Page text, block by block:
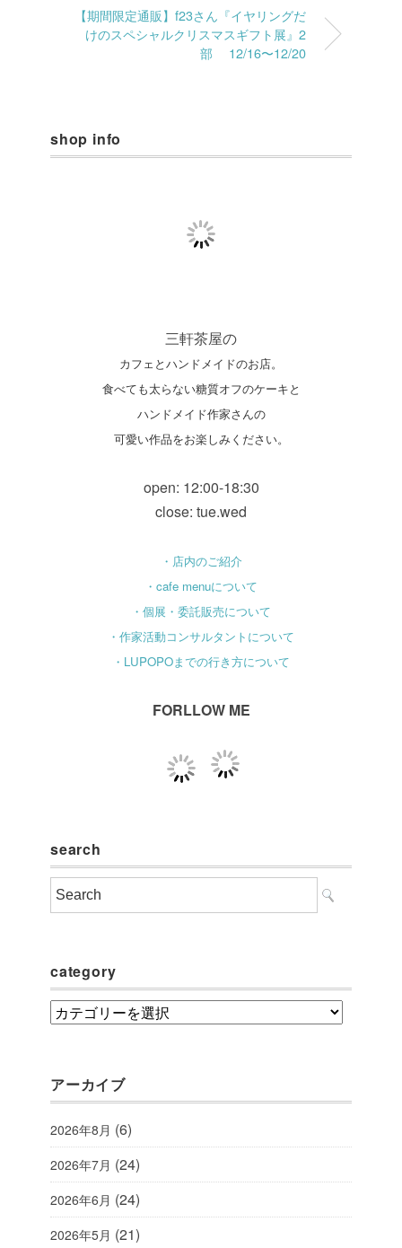
【期間限定通販】f23さん『イヤリングだ
けのスペシャルクリスマスギフト展』2
部 12/16〜12/20
shop info
三軒茶屋の
カフェとハンドメイドのお店。
食べても太らない糖質オフのケーキと
ハンドメイド作家さんの
可愛い作品をお楽しみください。
open: 12:00-18:30
close: tue.wed
・店内のご紹介
・cafe menuについて
・個展・委託販売について
・作家活動コンサルタントについて
・LUPOPOまでの行き方について
FORLLOW ME
search
category
category
アーカイブ
2026年8月 (6)
2026年7月 (24)
2026年6月 (24)
2026年5月 (21)